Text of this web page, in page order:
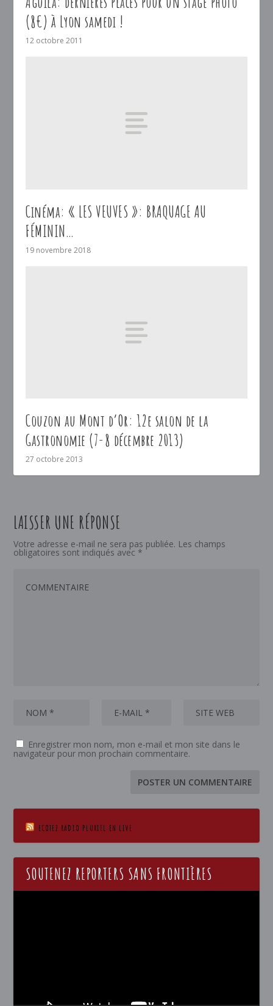
(8€) à Lyon samedi !
12 octobre 2011
Cinéma: « LES VEUVES »: BRAQUAGE AU
FÉMININ…
19 novembre 2018
Couzon au Mont d’Or: 12e salon de la
Gastronomie (7-8 décembre 2013)
27 octobre 2013
LAISSER UNE RÉPONSE
Votre adresse e-mail ne sera pas publiée. Les champs
obligatoires sont indiqués avec *
Enregistrer mon nom, mon e-mail et mon site dans le
navigateur pour mon prochain commentaire.
ECOTEZ RADIO PLURIEL EN LIVE
SOUTENEZ REPORTERS SANS FRONTIÈRES